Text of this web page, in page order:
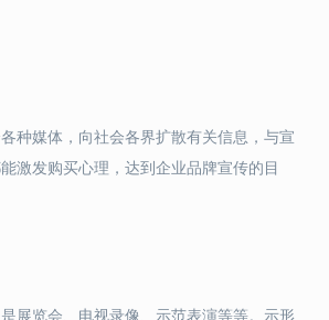
种媒体，向社会各界扩散有关信息，与宣
激发购买心理，达到企业品牌宣传的目
展览会、电视录像、示范表演等等。示形